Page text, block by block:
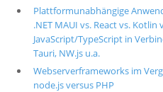
Plattformunabhängige
.NET MAUI vs. React vs.
JavaScript/TypeScript in
Tauri, NW.js u.a.
Webserverframeworks im
node.js versus PHP